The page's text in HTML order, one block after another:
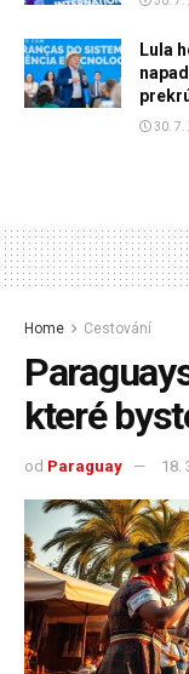
Lula
30. 7.
Home Cestování
které
od Paraguay 18.